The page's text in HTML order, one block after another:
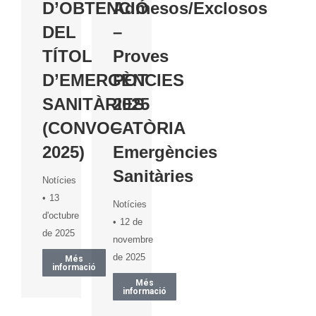
D’OBTENCIÓ
DEL
TÍTOL
D’EMERGÈNCIES
SANITÀRIES
(CONVOCATÒRIA
2025)
Notícies
13
d'octubre
de 2025
Més
informació
Admesos/Exclosos
–
Proves
POT
2025
–
Emergències
Sanitàries
Notícies
12 de
novembre
de 2025
Més
informació